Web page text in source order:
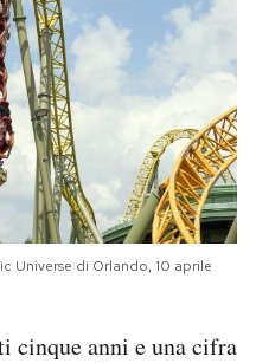
Universe di Orlando, 10 aprile
cinque anni e una cifra